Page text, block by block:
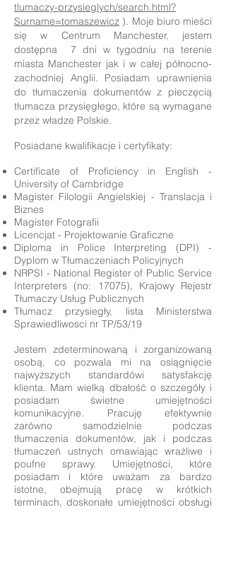
tlumaczy-przysieglych/search.html?
Surname=tomaszewicz ). Moje biuro mieści
się w Centrum Manchester, jestem
dostępna 7 dni w tygodniu na terenie
miasta Manchester jak i w całej północno-
zachodniej Anglii. Posiadam uprawnienia
do tłumaczenia dokumentów z pieczęcią
tłumacza przysięgłego, które są wymagane
przez władze Polskie.
Posiadane kwalifikacje i certyfikaty:
Certificate of Proficiency in English -
University of Cambridge
Magister Filologii Angielskiej - Translacja i
Biznes
Magister Fotografii
Licencjat - Projektowanie Graficzne
Diploma in Police Interpreting (DPI) -
Dyplom w Tłumaczeniach Policyjnych
NRPSI - National Register of Public Service
Interpreters (no: 17075), Krajowy Rejestr
Tłumaczy Usług Publicznych
Tłumacz przysiegły, lista Ministerstwa
Sprawiedliwosci nr TP/53/19
Jestem zdeterminowaną i zorganizowaną
osobą, co pozwala mi na osiągnięcie
najwyższych standardówi satysfakcję
klienta. Mam wielką dbałość o szczegóły i
posiadam świetne umiejętności
komunikacyjne. Pracuję efektywnie
zarówno samodzielnie podczas
tłumaczenia dokumentów, jak i podczas
tłumaczeń ustnych omawiając wrażliwe i
poufne sprawy. Umiejętności, które
posiadam i które uważam za bardzo
istotne, obejmują pracę w krótkich
terminach, doskonałe umiejętności obsługi